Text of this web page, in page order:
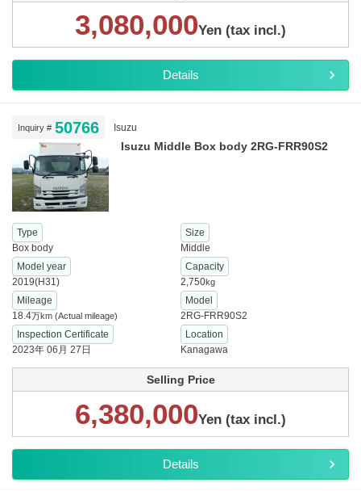
3,080,000Yen (tax incl.)
Details
Inquiry # 50766 Isuzu
Isuzu Middle Box body 2RG-FRR90S2
Type
Box body
Size
Middle
Model year
2019(H31)
Capacity
2,750kg
Mileage
18.4万km (Actual mileage)
Model
2RG-FRR90S2
Inspection Certificate
2023年 06月 27日
Location
Kanagawa
Selling Price
6,380,000Yen (tax incl.)
Details